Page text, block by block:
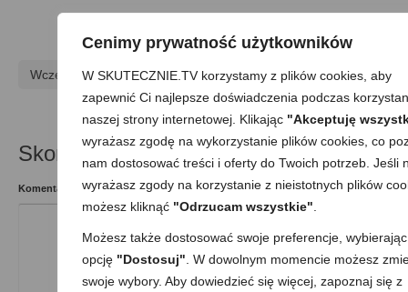
Cenimy prywatność użytkowników
W SKUTECZNIE.TV korzystamy z plików cookies, aby
zapewnić Ci najlepsze doświadczenia podczas
naszej strony internetowej. Klikając "Akceptuję
wyrażasz zgodę na wykorzystanie plików cookies, co
nam dostosować treści i oferty do Twoich potrzeb. Jeśli
wyrażasz zgody na korzystanie z nieistotnych plików
możesz kliknąć "Odrzucam wszystkie"
Możesz także dostosować swoje preferencje, wybierając
opcję "Dostosuj" . W dowolnym momencie możesz
swoje wybory. Aby dowiedzieć się więcej, zapoznaj się z
Wcześniejszy Następny
Skomentuj
Komentarz